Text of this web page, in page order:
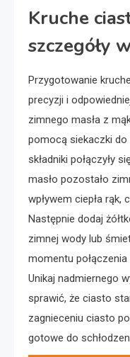
Kruche
szczegóły
Przygotowanie
precyzji i
zimnego masła z
pomocą siekaczki do
składniki połączyły
masło pozostało
wpływem ciepła rąk,
Następnie dodaj
zimnej wody lub
momentu połączenia
Unikaj nadmiernego
sprawić, że ciasto
zagnieceniu ciasto
gotowe do